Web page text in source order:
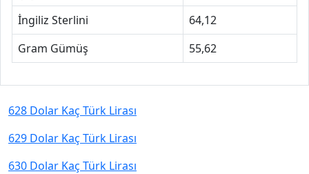
İngiliz Sterlini
64,12
Gram Gümüş
55,62
628 Dolar Kaç Türk Lirası
629 Dolar Kaç Türk Lirası
630 Dolar Kaç Türk Lirası